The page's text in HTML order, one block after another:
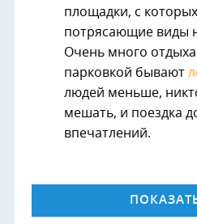
площадки, с
потрясающие виды
Очень много
парковкой бывают
людей меньше,
мешать, и поездка
впечатлений.